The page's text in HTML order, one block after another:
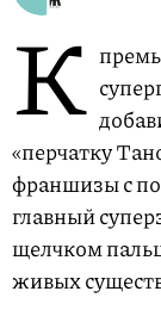
К
«перчатку
франшизы с
главный
щелчком
живых